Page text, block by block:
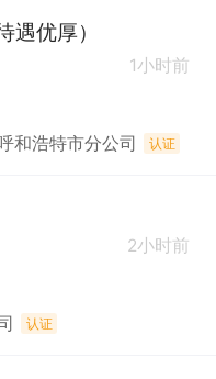
优厚）
1小时前
和浩特市分公司 认证
2小时前
认证